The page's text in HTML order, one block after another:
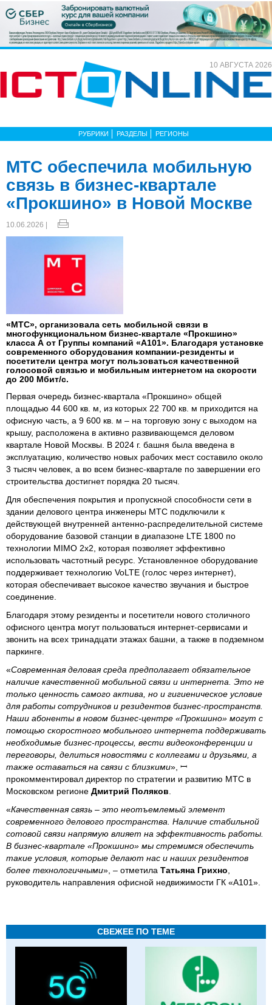
10 АВГУСТА 2026
РУБРИКИ РАЗДЕЛЫ РЕГИОНЫ
МТС обеспечила мобильную
связь в бизнес-квартале
«Прокшино» в Новой Москве
10.06.2026 |
«МТС», организовала сеть мобильной связи в
многофункциональном бизнес-квартале «Прокшино»
класса А от Группы компаний «А101». Благодаря установке
современного оборудования компании-резиденты и
посетители центра могут пользоваться качественной
голосовой связью и мобильным интернетом на скорости
до 200 Мбит/с.
Первая очередь бизнес-квартала «Прокшино» общей
площадью 44 600 кв. м, из которых 22 700 кв. м приходится на
офисную часть, а 9 600 кв. м – на торговую зону с выходом на
крышу, расположена в активно развивающемся деловом
квартале Новой Москвы. В 2024 г. башня была введена в
эксплуатацию, количество новых рабочих мест составило около
3 тысяч человек, а во всем бизнес-квартале по завершении его
строительства достигнет порядка 20 тысяч.
Для обеспечения покрытия и пропускной способности сети в
здании делового центра инженеры МТС подключили к
действующей внутренней антенно-распределительной системе
оборудование базовой станции в диапазоне LTE 1800 по
технологии MIMO 2x2, которая позволяет эффективно
использовать частотный ресурс. Установленное оборудование
поддерживает технологию VoLTE (голос через интернет),
которая обеспечивает высокое качество звучания и быстрое
соединение.
Благодаря этому резиденты и посетители нового столичного
офисного центра могут пользоваться интернет-сервисами и
звонить на всех тринадцати этажах башни, а также в подземном
паркинге.
«Современная деловая среда предполагает обязательное
наличие качественной мобильной связи и интернета. Это не
только ценность самого актива, но и гигиеническое условие
для работы сотрудников и резидентов бизнес-пространств.
Наши абоненты в новом бизнес-центре «Прокшино» могут с
помощью скоростного мобильного интернета поддерживать
необходимые бизнес-процессы, вести видеоконференции и
переговоры, делиться новостями с коллегами и друзьями, а
также оставаться на связи с близкими», ꟷ
прокомментировал директор по стратегии и развитию МТС в
Московском регионе Дмитрий Поляков
«Качественная связь – это неотъемлемый элемент
современного делового пространства. Наличие стабильной
сотовой связи напрямую влияет на эффективность работы.
В бизнес-квартале «Прокшино» мы стремимся обеспечить
такие условия, которые делают нас и наших резидентов
более технологичными», – отметила Татьяна Грихно
руководитель направления офисной недвижимости ГК «А101».
СВЕЖЕЕ ПО ТЕМЕ